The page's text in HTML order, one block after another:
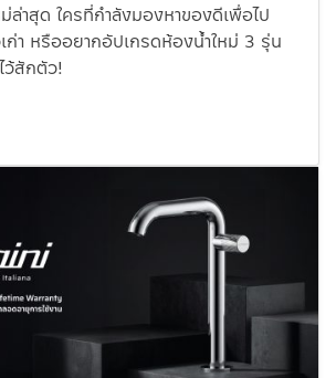
ล่าสุด ใครที่กำลังมองหาของดีเพื่อไป
ก่า หรืออยากอัปเกรดห้องน้ำใหม่ 3 รุ่น
สักตัว!